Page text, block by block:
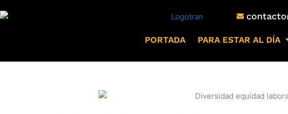
al
PORTADA PARA ESTAR AL DÍA